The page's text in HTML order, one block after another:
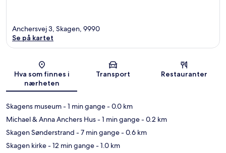
Kart
Anchersvej 3, Skagen, 9990
Se på kartet
Hva som finnes i
nærheten
Transport Restauranter
Skagens museum- 1 min gange- 0.0 km
Michael & Anna Anchers Hus- 1 min gange- 0.2 km
Skagen Sønderstrand - 7 min gange- 0.6 km
Skagen kirke- 12 min gange- 1.0 km